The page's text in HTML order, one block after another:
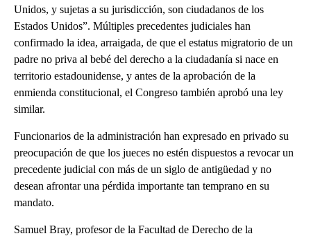
Unidos, y sujetas a su jurisdicción, son ciudadanos de los
Estados Unidos”. Múltiples precedentes judiciales han
confirmado la idea, arraigada, de que el estatus migratorio de un
padre no priva al bebé del derecho a la ciudadanía si nace en
territorio estadounidense, y antes de la aprobación de la
enmienda constitucional, el Congreso también aprobó una ley
similar.
Funcionarios de la administración han expresado en privado su
preocupación de que los jueces no estén dispuestos a revocar un
precedente judicial con más de un siglo de antigüedad y no
desean afrontar una pérdida importante tan temprano en su
mandato.
Samuel Bray, profesor de la Facultad de Derecho de la